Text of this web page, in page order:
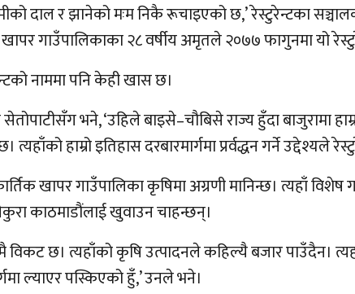
दाल र झानेको मःम निकै रूचाइएको छ,’ रेस्टुरेन्टका
खापर गाउँपालिकाका २८ वर्षीय अमृतले २०७७ फागुनमा यो
नाममा पनि केही खास छ।
भने, ‘उहिले बाइसे–चौबिसे राज्य हुँदा बाजुरामा
हाम्रो इतिहास दरबारमार्गमा प्रर्वद्धन गर्ने उद्देश्यले
खापर गाउँपालिका कृषिमा अग्रणी मानिन्छ। त्यहाँ विशेष
काठमाडौंलाई खुवाउन चाहन्छन्।
विकट छ। त्यहाँको कृषि उत्पादनले कहिल्यै बजार पाउँदैन।
ल्याएर पस्किएको हुँ,’ उनले भने।